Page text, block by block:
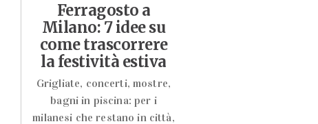
Ferragosto a
Milano: 7 idee su
come trascorrere
la festività estiva
Grigliate, concerti, mostre,
bagni in piscina: per i
milanesi che restano in città,